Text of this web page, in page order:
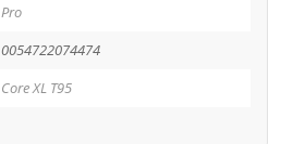
Pro
0054722074474
Core XL T95